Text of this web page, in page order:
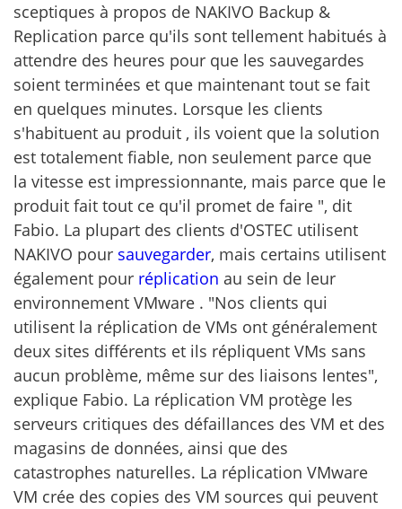
sceptiques à propos de NAKIVO Backup &
Replication parce qu'ils sont tellement habitués à
attendre des heures pour que les sauvegardes
soient terminées et que maintenant tout se fait
en quelques minutes. Lorsque les clients
s'habituent au produit , ils voient que la solution
est totalement fiable, non seulement parce que
la vitesse est impressionnante, mais parce que le
produit fait tout ce qu'il promet de faire ", dit
Fabio. La plupart des clients d'OSTEC utilisent
NAKIVO pour sauvegarder, mais certains utilisent
également pour réplication au sein de leur
environnement VMware . "Nos clients qui
utilisent la réplication de VMs ont généralement
deux sites différents et ils répliquent VMs sans
aucun problème, même sur des liaisons lentes",
explique Fabio. La réplication VM protège les
serveurs critiques des défaillances des VM et des
magasins de données, ainsi que des
catastrophes naturelles. La réplication VMware
VM crée des copies des VM sources qui peuvent